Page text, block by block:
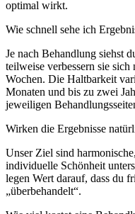
optimal wirkt.
Wie schnell sehe ich
Je nach Behandlung siehst
teilweise verbessern sie
Wochen. Die Haltbarkeit
Monaten und bis zu zwei
jeweiligen
Wirken die Ergebnisse
Unser Ziel sind
individuelle Schönheit
legen Wert darauf, dass du
„überbehandelt“.